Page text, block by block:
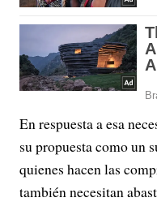
En respuesta a esa
su propuesta como un
quienes hacen las
también necesitan